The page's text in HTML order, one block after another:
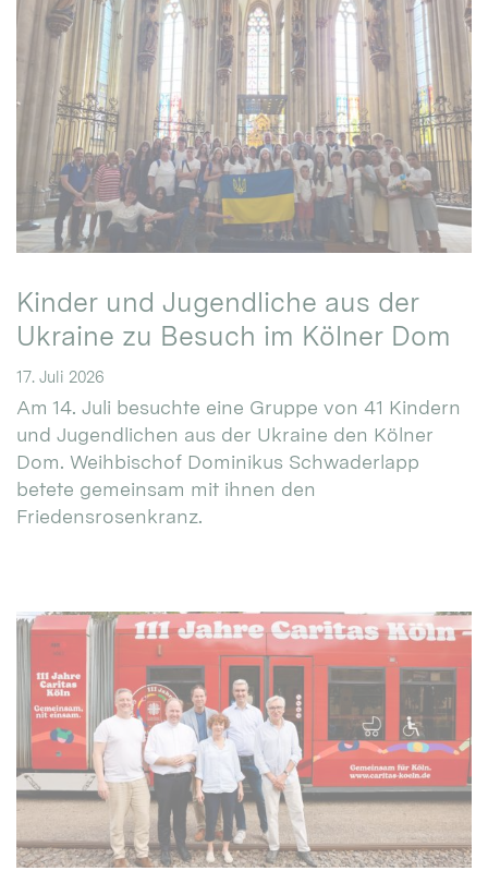
Kinder und Jugendliche aus der
Ukraine zu Besuch im Kölner Dom
17. Juli 2026
Am 14. Juli besuchte eine Gruppe von 41 Kindern
und Jugendlichen aus der Ukraine den Kölner
Dom. Weihbischof Dominikus Schwaderlapp
betete gemeinsam mit ihnen den
Friedensrosenkranz.